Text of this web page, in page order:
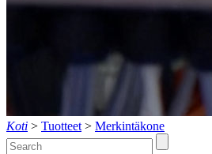
Koti > Tuotteet > Merkintäkone